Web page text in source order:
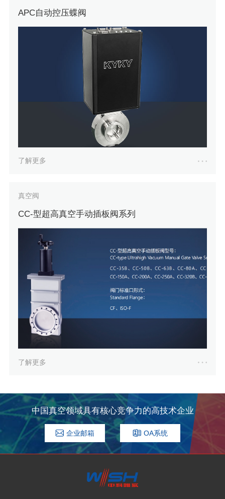
APC自动控压蝶阀
了解更多
真空阀
CC-型超高真空手动插板阀系列
了解更多
中国真空领域具有核心竞争力的高技术企业
企业邮箱 OA系统